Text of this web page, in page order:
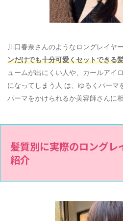
川口春奈さんのようなロングレイヤ
ンだけでも十分可愛くセットできる
ュームが出にくい人や、カールアイ
になってしまう人 は、ゆるくパーマ
パーマをかけられるか美容師さんに
髪質別に実際のロングレ
紹介